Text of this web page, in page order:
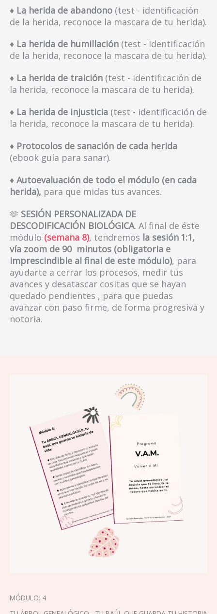
♦ La herida de abandono (test - identificación
de la herida, reconoce la mascara de tu herida).
♦ La herida de humillación (test - identificación
de la herida, reconoce la mascara de tu herida).
♦ La herida de traición (test - identificación de
la herida, reconoce la mascara de tu herida).
♦ La herida de injusticia (test - identificación de
la herida, reconoce la mascara de tu herida).
♦ Protocolos de sanación de cada herida
(ebook guía para sanar).
♦ Autoevaluación de todo el módulo (en cada
herida), para que midas tus avances.
🫶 SESIÓN PERSONALIZADA DE
DESCODIFICACIÓN BIOLÓGICA. Al final de éste
módulo (semana 8), tendremos la sesión 1:1,
vía zoom de 90 minutos (obligatoria e
imprescindible al final de este módulo), para
ayudarte a cerrar los procesos, medir tus
avances y desatascar cositas que se hayan
quedado pendientes , para que puedas
avanzar con paso firme, de forma progresiva y
notoria.
MÓDULO: 4